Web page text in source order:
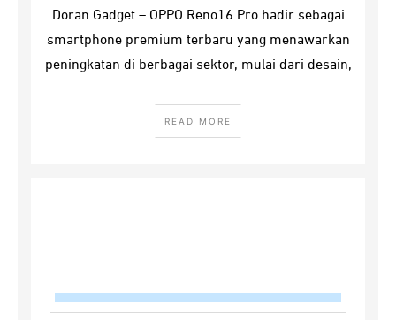
Doran Gadget – OPPO Reno16 Pro hadir sebagai
smartphone premium terbaru yang menawarkan
peningkatan di berbagai sektor, mulai dari desain,
READ MORE